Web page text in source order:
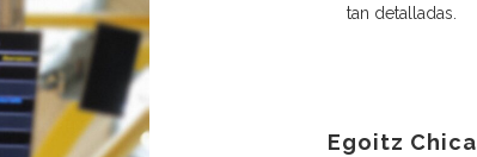
tan detalladas.
Egoitz Chica